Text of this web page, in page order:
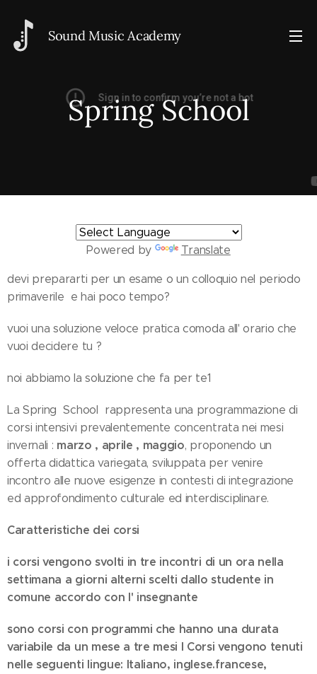
Sound Music Academy
Spring School
Powered by Translate
devi prepararti per un esame o un colloquio nel periodo
primaverile e hai poco tempo?
vuoi una soluzione veloce pratica comoda all' orario che
vuoi decidere tu ?
noi abbiamo la soluzione che fa per te1
La Spring School rappresenta una programmazione di
corsi intensivi prevalentemente concentrata nei mesi
invernali : marzo , aprile , maggio, proponendo un
offerta didattica variegata, sviluppata per venire
incontro alle nuove esigenze in contesti di integrazione
ed approfondimento culturale ed interdisciplinare.
Caratteristiche dei corsi
i corsi vengono svolti in tre incontri di un ora nella
settimana a giorni alterni scelti dallo studente in
comune accordo con l' insegnante
sono corsi con programmi che hanno una durata
variabile da un mese a tre mesi I Corsi vengono tenuti
nelle seguenti lingue: Italiano, inglese.francese,